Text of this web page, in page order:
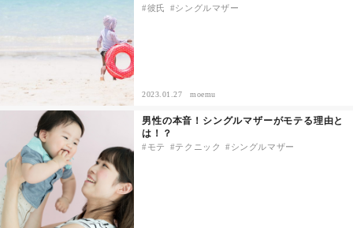
出会い
合コン・街コン
マッチングアプリ
結婚相談所
あるある
彼氏 シングルマザー
2023.01.27 moemu
男性の本音！シングルマザーがモテる理由と
は！？
モテ テクニック シングルマザー